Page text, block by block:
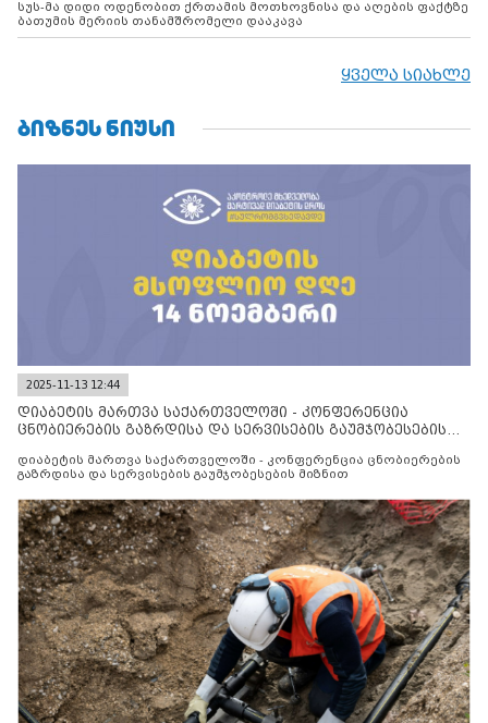
სუს-მა დიდი ოდენობით ქრთამის მოთხოვნისა და აღების ფაქტზე
ბათუმის მერიის თანამშრომელი დააკავა
ყველა სიახლე
ᲑᲘᲖᲜᲔᲡ ᲜᲘᲣᲡᲘ
2025-11-13 12:44
დიაბეტის მართვა საქართველოში - კონფერენცია
ცნობიერების გაზრდისა და სერვისების გაუმჯობესების
დიაბეტის მართვა საქართველოში - კონფერენცია ცნობიერების
გაზრდისა და სერვისების გაუმჯობესების მიზნით